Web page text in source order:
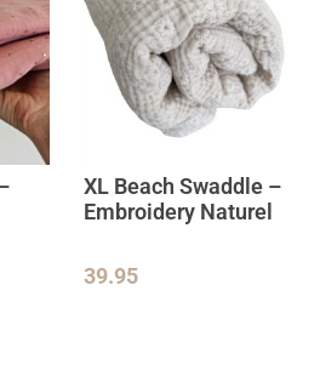
XL Beach Swaddle –
Embroidery Naturel
39.95